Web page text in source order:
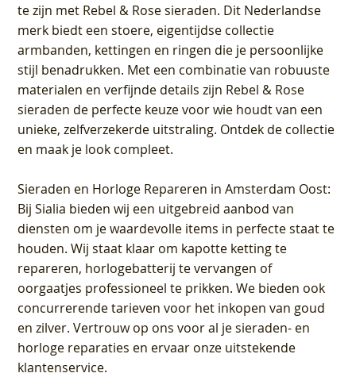
te zijn met Rebel & Rose sieraden. Dit Nederlandse
merk biedt een stoere, eigentijdse collectie
armbanden, kettingen en ringen die je persoonlijke
stijl benadrukken. Met een combinatie van robuuste
materialen en verfijnde details zijn Rebel & Rose
sieraden de perfecte keuze voor wie houdt van een
unieke, zelfverzekerde uitstraling. Ontdek de collectie
en maak je look compleet.
Sieraden en Horloge Repareren in Amsterdam Oost:
Bij Sialia bieden wij een uitgebreid aanbod van
diensten om je waardevolle items in perfecte staat te
houden. Wij staat klaar om kapotte ketting te
repareren, horlogebatterij te vervangen of
oorgaatjes professioneel te prikken. We bieden ook
concurrerende tarieven voor het inkopen van goud
en zilver. Vertrouw op ons voor al je sieraden- en
horloge reparaties en ervaar onze uitstekende
klantenservice.